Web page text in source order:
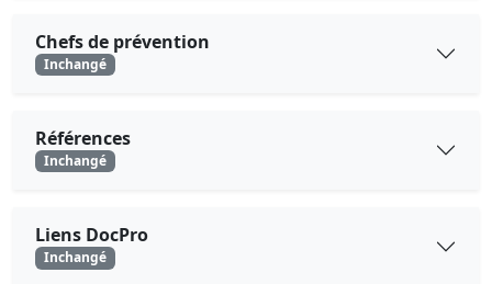
Chefs de prévention
Inchangé
Références
Inchangé
Liens DocPro
Inchangé